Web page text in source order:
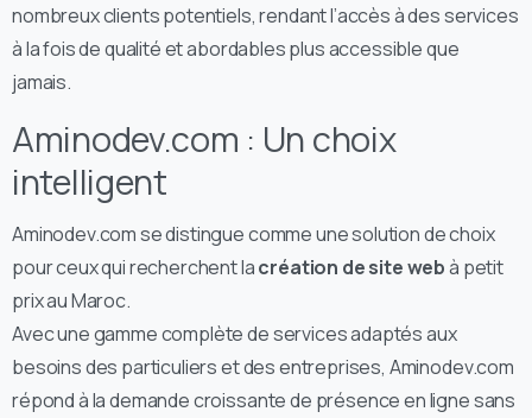
nombreux clients potentiels, rendant l’accès à des services
à la fois de qualité et abordables plus accessible que
jamais.
Aminodev.com : Un choix
intelligent
Aminodev.com se distingue comme une solution de choix
pour ceux qui recherchent lacréation de site webà petit
prix au Maroc.
Avec une gamme complète de services adaptés aux
besoins des particuliers et des entreprises, Aminodev.com
répond à la demande croissante de présence en ligne sans